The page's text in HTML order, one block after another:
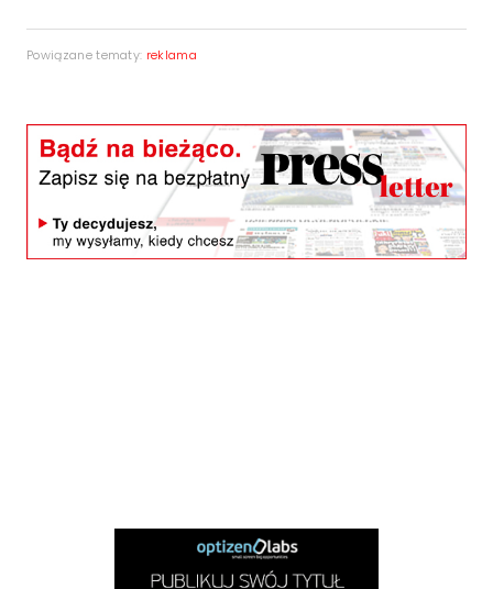
Powiązane tematy: reklama